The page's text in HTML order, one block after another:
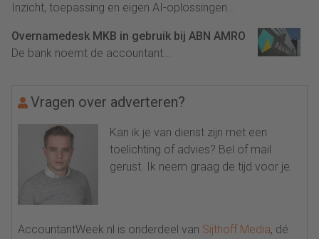
Inzicht, toepassing en eigen AI-oplossingen...
Overnamedesk MKB in gebruik bij ABN AMRO
De bank noemt de accountant...
Vragen over adverteren?
Kan ik je van dienst zijn met een
toelichting of advies? Bel of mail
gerust. Ik neem graag de tijd voor je.
AccountantWeek.nl is onderdeel van Sijthoff Media, dé